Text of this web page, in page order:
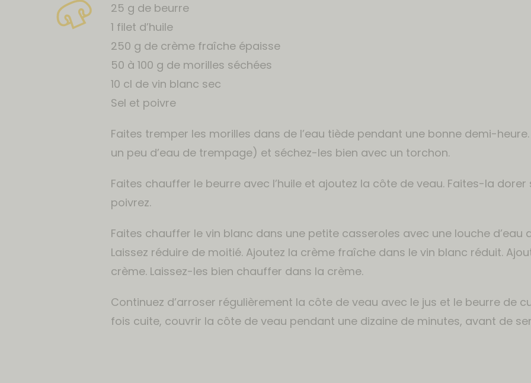
25 g de beurre
1 filet d’huile
250 g de crème fraîche épaisse
50 à 100 g de morilles séchées
10 cl de vin blanc sec
Sel et poivre
Faites tremper les morilles dans de l’eau tiède pendant une bonne demi-
un peu d’eau de trempage) et séchez-les bien avec un torchon.
Faites chauffer le beurre avec l’huile et ajoutez la côte de veau. Faites-la
poivrez.
Faites chauffer le vin blanc dans une petite casseroles avec une louche d’eau
Laissez réduire de moitié. Ajoutez la crème fraîche dans le vin blanc réduit.
crème. Laissez-les bien chauffer dans la crème.
Continuez d’arroser régulièrement la côte de veau avec le jus et le beurre de
fois cuite, couvrir la côte de veau pendant une dizaine de minutes, avant de